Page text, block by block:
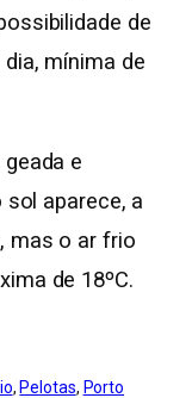
de
mínima de
e
aparece, a
mas o ar frio
de 18ºC.
, Pelotas, Porto